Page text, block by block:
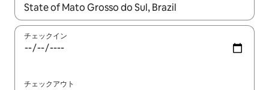
検索結果が表示されたら、上下の矢印キーを使って移動するか
チェックイン
チェックアウト